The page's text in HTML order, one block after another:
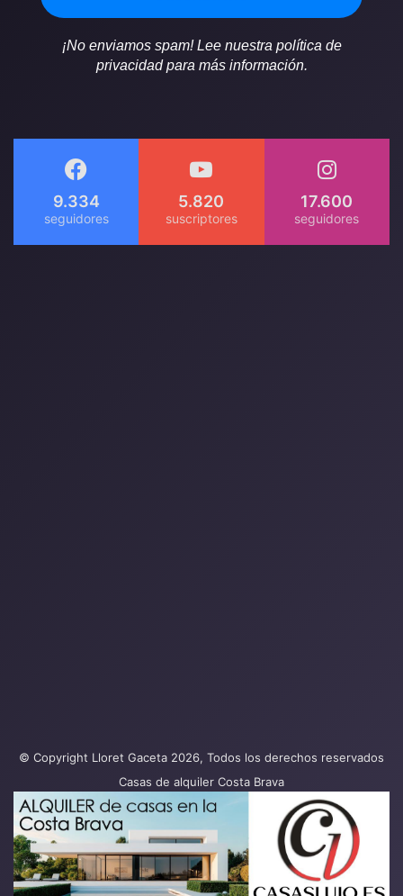
¡No enviamos spam! Lee nuestra política de
privacidad para más información.
9.334 5.820 17.600
© Copyright Lloret Gaceta 2026, Todos los derechos reservados
Casas de alquiler Costa Brava